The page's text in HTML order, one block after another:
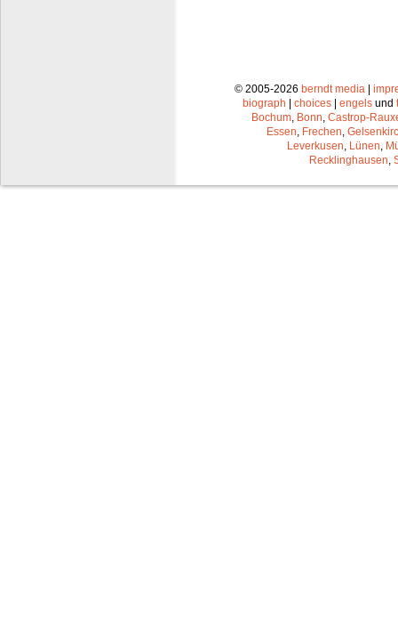
© 2005-2026 berndt media |
biograph | choices | engels und
Bochum Bonn Castrop-
Essen Frechen
Leverkusen Lünen
Recklinghausen